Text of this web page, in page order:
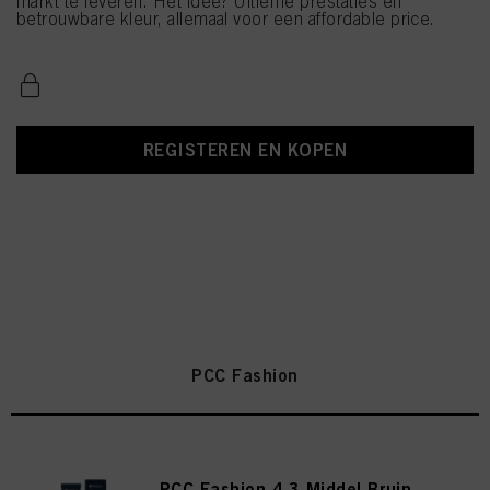
betrouwbare kleur, allemaal voor een affordable price.
REGISTEREN EN KOPEN
PCC Fashion